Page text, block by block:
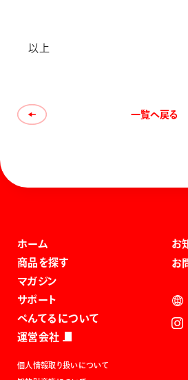
以上
一覧へ戻る
ホーム
商品を探す
マガジン
サポート
ぺんてるについて
運営会社
お
お
個人情報取り扱いについて